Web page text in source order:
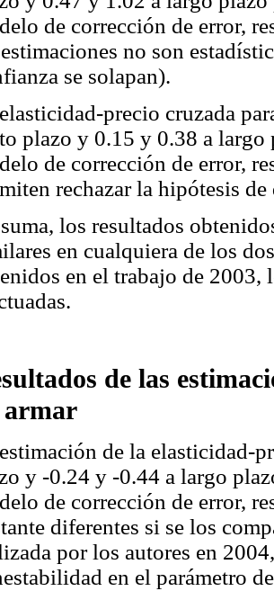
de corrección de error,
no son
se solapan).
precio cruzada
plazo y 0.15 y 0.38 a largo
de corrección de error,
rechazar la hipótesis
los resultados
en cualquiera de los
en el trabajo de 2003,
de las
armar
de la elasticidad-
y -0.24 y -0.44 a largo
de corrección de error,
diferentes si se los
por los autores en
en el parámetro